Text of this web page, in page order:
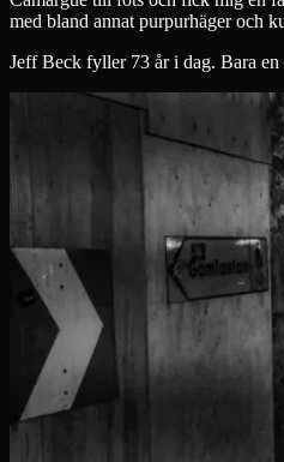
med bland annat purpurhäger och
Jeff Beck fyller 73 år i dag. Bara en